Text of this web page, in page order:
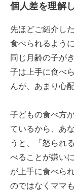
個人差を理解
先ほどご紹介し
食べられるよう
同じ月齢の子が
子は上手に食べ
んが、あまり心
子どもの食べ方
ているから、あ
うと、「怒られ
べることが嫌い
が上手に食べら
のではなくママ